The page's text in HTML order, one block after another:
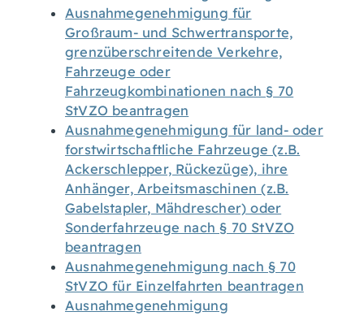
Ausnahmegenehmigung für
Großraum- und Schwertransporte,
grenzüberschreitende Verkehre,
Fahrzeuge oder
Fahrzeugkombinationen nach § 70
StVZO beantragen
Ausnahmegenehmigung für land- oder
forstwirtschaftliche Fahrzeuge (z.B.
Ackerschlepper, Rückezüge), ihre
Anhänger, Arbeitsmaschinen (z.B.
Gabelstapler, Mähdrescher) oder
Sonderfahrzeuge nach § 70 StVZO
beantragen
Ausnahmegenehmigung nach § 70
StVZO für Einzelfahrten beantragen
Ausnahmegenehmigung